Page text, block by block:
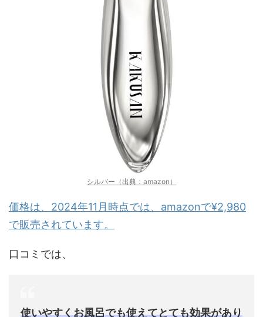
シルバー（出典：amazon）
価格は、2024年11月時点では、amazonで¥2,980
で販売されています。
口コミでは、
使いやすくお風呂でも使えてとても効果があり